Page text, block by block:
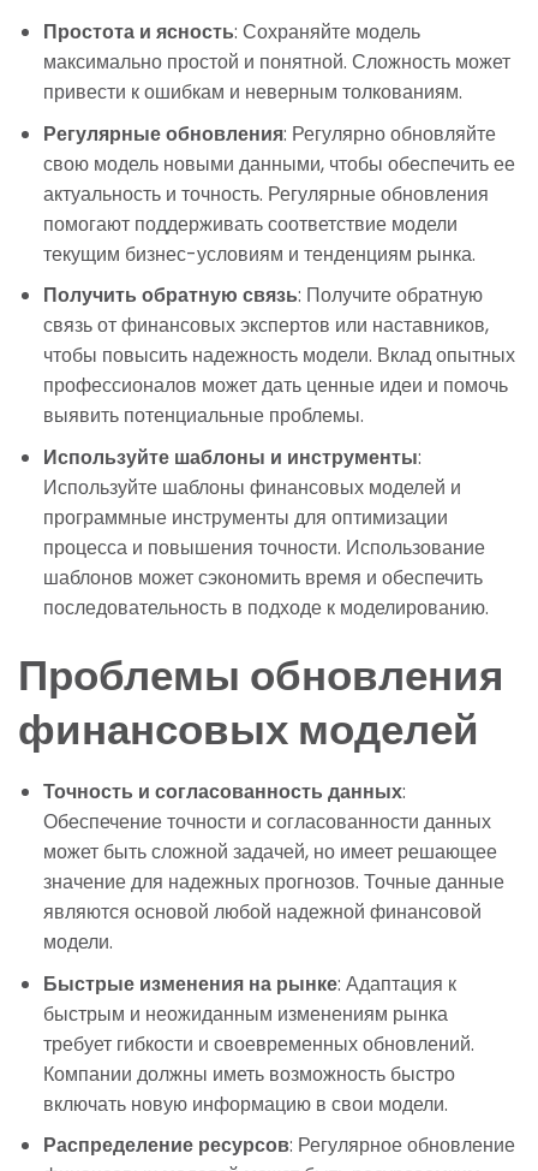
Простота и ясность: Сохраняйте модель
максимально простой и понятной. Сложность может
привести к ошибкам и неверным толкованиям.
Регулярные обновления: Регулярно обновляйте
свою модель новыми данными, чтобы обеспечить ее
актуальность и точность. Регулярные обновления
помогают поддерживать соответствие модели
текущим бизнес-условиям и тенденциям рынка.
Получить обратную связь: Получите обратную
связь от финансовых экспертов или наставников,
чтобы повысить надежность модели. Вклад опытных
профессионалов может дать ценные идеи и помочь
выявить потенциальные проблемы.
Используйте шаблоны и инструменты:
Используйте шаблоны финансовых моделей и
программные инструменты для оптимизации
процесса и повышения точности. Использование
шаблонов может сэкономить время и обеспечить
последовательность в подходе к моделированию.
Проблемы обновления
финансовых моделей
Точность и согласованность данных:
Обеспечение точности и согласованности данных
может быть сложной задачей, но имеет решающее
значение для надежных прогнозов. Точные данные
являются основой любой надежной финансовой
модели.
Быстрые изменения на рынке: Адаптация к
быстрым и неожиданным изменениям рынка
требует гибкости и своевременных обновлений.
Компании должны иметь возможность быстро
включать новую информацию в свои модели.
Распределение ресурсов: Регулярное обновление